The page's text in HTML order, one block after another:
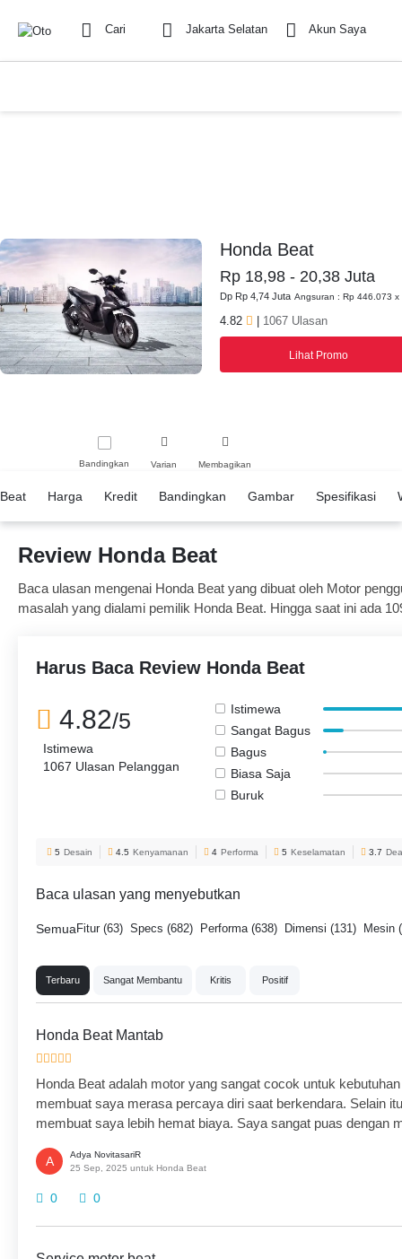
Cari Jakarta Selatan Akun Saya
Honda Beat
Rp 18,98 - 20,38 Juta
Dp Rp 4,74 Juta Angsuran : Rp 446.073 x
4.82 1067 Ulasan
Lihat Promo
Bandingkan Varian Membagikan
Beat Harga Kredit Bandingkan Gambar Spesifikasi
Review Honda Beat
Baca ulasan mengenai Honda Beat yang dibuat oleh Motor
masalah yang dialami pemilik Honda Beat. Hingga saat ini ada
Harus Baca Review Honda Beat
4.82/5
Istimewa
1067 Ulasan Pelanggan
5 Desain 4.5 Kenyamanan 4 Performa 5 Keselamatan 3.7
Istimewa
Sangat Bagus
Bagus
Biasa Saja
Buruk
Baca ulasan yang menyebutkan
Semua Fitur (63) Specs (682) Performa (638) Dimensi (131) Mesin
Terbaru Sangat Membantu Kritis Positif
Honda Beat Mantab
Honda Beat adalah motor yang sangat cocok untuk
membuat saya merasa percaya diri saat berkendara. Selain
membuat saya lebih hemat biaya. Saya sangat puas dengan
A
Adya NovitasariR
25 Sep, 2025 untuk Honda Beat
0 0